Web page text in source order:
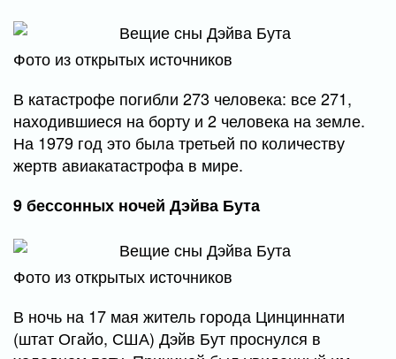
Фото из открытых источников
В катастрофе погибли 273 человека: все 271,
находившиеся на борту и 2 человека на земле.
На 1979 год это была третьей по количеству
жертв авиакатастрофа в мире.
9 бессонных ночей Дэйва Бута
Фото из открытых источников
В ночь на 17 мая житель города Цинциннати
(штат Огайо, США) Дэйв Бут проснулся в